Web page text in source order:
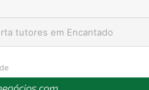
das equipes